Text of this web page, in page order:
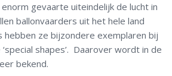
enorm gevaarte uiteindelijk de lucht in
ballonvaarders uit het hele land
hebben ze bijzondere exemplaren bij
shapes’. Daarover wordt in de
bekend.